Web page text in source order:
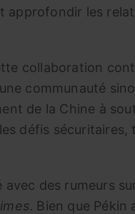
approfondir les
collaboration
communauté
de la Chine à
défis
des rumeurs
. Bien que Pékin